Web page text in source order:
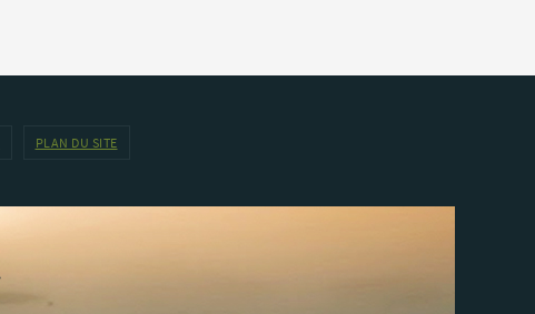
PLAN DU SITE